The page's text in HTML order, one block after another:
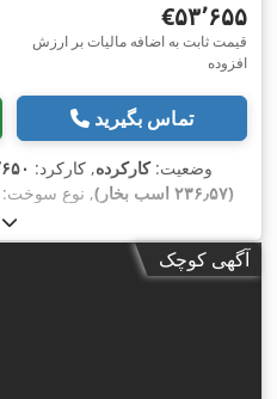
‎€۵۳٬۶۵۵
قیمت ثابت به اضافه مالیات بر ارزش
افزوده
تماس بگیرید
وضعیت:کارکرده, کارکرد: ۳۶٬۶۵۰
(۲۳۶٫۵۷ اسب بخار)
, نوع سوخت:
, ثبت‌نام اولیه:
رنگ:سیاه, سیستم تعلیق:فولاد
آگهی کوچک